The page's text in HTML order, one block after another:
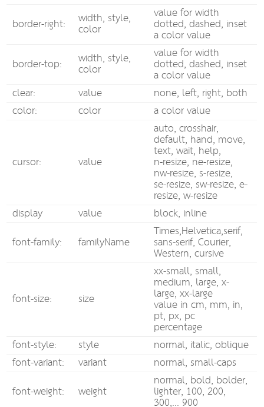
border-right:
width, style,
color
value for width
dotted, dashed, inset
a color value
border-top:
width, style,
color
value for width
dotted, dashed, inset
a color value
clear:
value
none, left, right, both
color:
color a color value
cursor: value
auto, crosshair,
default, hand, move,
text, wait, help,
n-resize, ne-resize,
nw-resize, s-resize,
se-resize, sw-resize, e-
resize, w-resize
display
value
block, inline
font-family:
familyName
Times,Helvetica,serif,
sans-serif, Courier,
Western, cursive
font-size: size
xx-small, small,
medium, large, x-
large, xx-large
value in cm, mm, in,
pt, px, pc
percentage
font-style:
style
normal, italic, oblique
font-variant:
variant
normal, small-caps
font-weight:
weight
normal, bold, bolder,
lighter, 100, 200,
300,... 900